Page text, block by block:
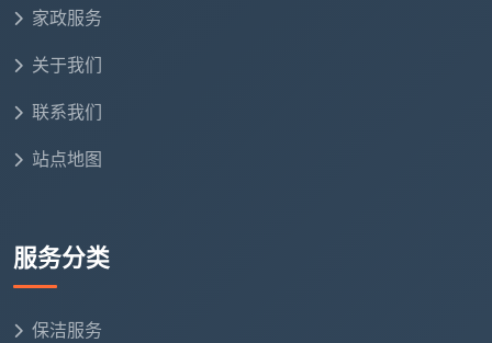
家政服务
关于我们
联系我们
站点地图
服务分类
保洁服务